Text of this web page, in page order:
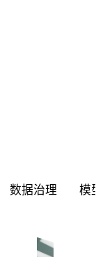
数据资产